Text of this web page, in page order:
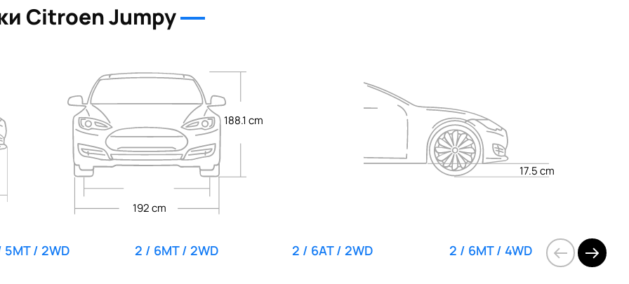
для подключения доп. оборудования - 12 000 р.
управления
-
и пассажира
- ◉ ◉
датчик температуры
- ◉ ◉
(стандартная лампа)
- ◉ ◉
подрулевом джойстике
- ◉ ◉ ◉
без подлокотника. Двухместная пассажирская банкетка
◉ ◉ ◉ ◉
◉
◉
◉
Citroen Jumpy
192 cm
188.1 cm
17.5 cm
5MT / 2WD 2 / 6MT / 2WD 2 / 6AT / 2WD 2 / 6MT / 4WD